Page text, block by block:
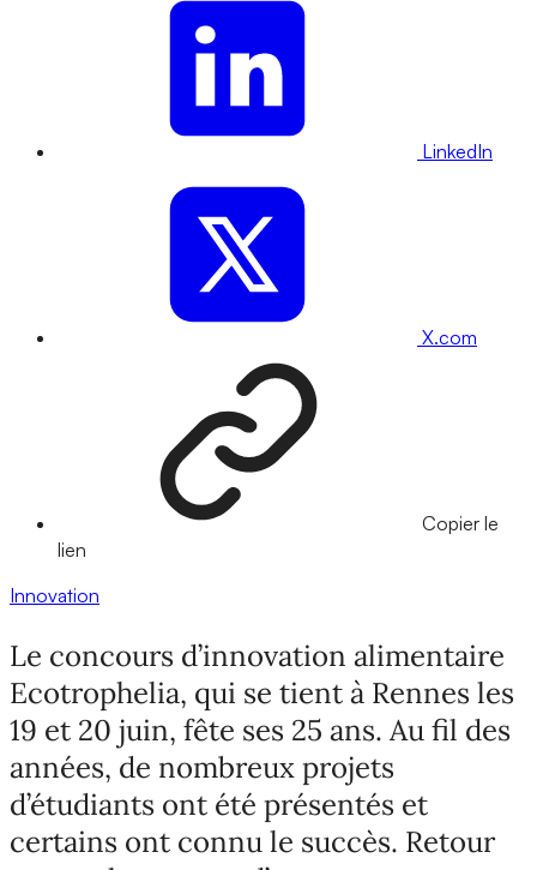
LinkedIn
X.com
Copier le
lien
Innovation
Le concours d’innovation alimentaire
Ecotrophelia, qui se tient à Rennes les
19 et 20 juin, fête ses 25 ans. Au fil des
années, de nombreux projets
d’étudiants ont été présentés et
certains ont connu le succès. Retour